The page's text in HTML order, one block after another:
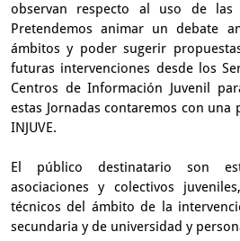
observan respecto al uso de
Pretendemos animar un debate
ámbitos y poder sugerir
futuras intervenciones desde los
Centros de Información Juvenil
estas Jornadas contaremos con una
INJUVE.
El público destinatario son
asociaciones y colectivos
técnicos del ámbito de la
secundaria y de universidad y